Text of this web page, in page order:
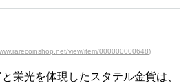
view/item/000000000648)
栄光を体現したスタテル金貨は、